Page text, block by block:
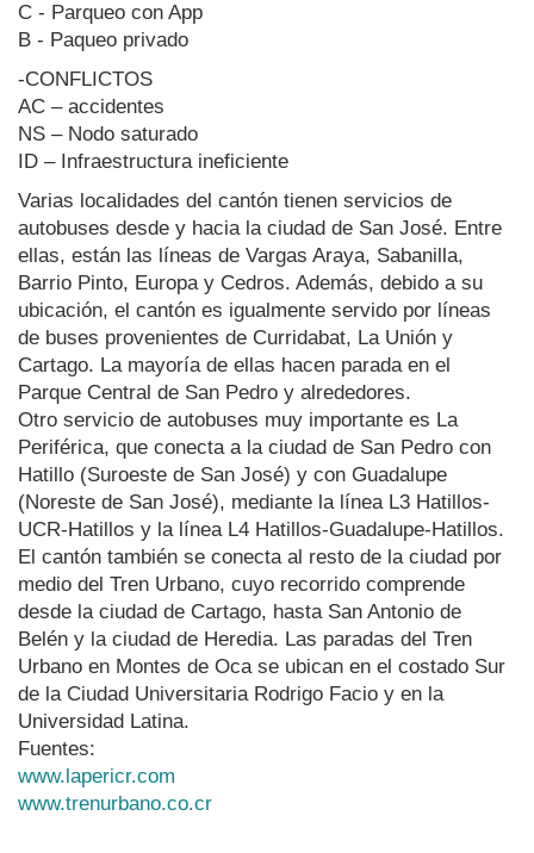
C - Parqueo con App
B - Paqueo privado
-CONFLICTOS
AC – accidentes
NS – Nodo saturado
ID – Infraestructura ineficiente
Varias localidades del cantón tienen servicios de
autobuses desde y hacia la ciudad de San José. Entre
ellas, están las líneas de Vargas Araya, Sabanilla,
Barrio Pinto, Europa y Cedros. Además, debido a su
ubicación, el cantón es igualmente servido por líneas
de buses provenientes de Curridabat, La Unión y
Cartago. La mayoría de ellas hacen parada en el
Parque Central de San Pedro y alrededores.
Otro servicio de autobuses muy importante es La
Periférica, que conecta a la ciudad de San Pedro con
Hatillo (Suroeste de San José) y con Guadalupe
(Noreste de San José), mediante la línea L3 Hatillos-
UCR-Hatillos y la línea L4 Hatillos-Guadalupe-Hatillos.
El cantón también se conecta al resto de la ciudad por
medio del Tren Urbano, cuyo recorrido comprende
desde la ciudad de Cartago, hasta San Antonio de
Belén y la ciudad de Heredia. Las paradas del Tren
Urbano en Montes de Oca se ubican en el costado Sur
de la Ciudad Universitaria Rodrigo Facio y en la
Universidad Latina.
Fuentes:
www.lapericr.com
www.trenurbano.co.cr